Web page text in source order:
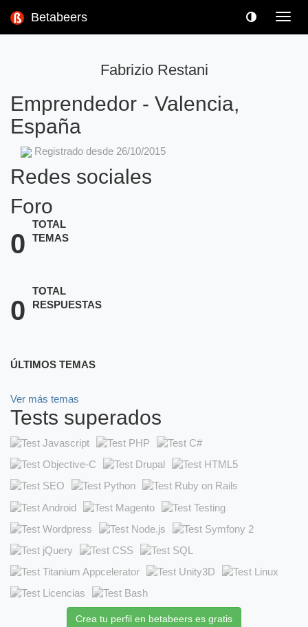
Betabeers
Fabrizio Restani
Emprendedor - Valencia,
España
Registrado desde 26/10/2015
Redes sociales
Foro
0
TOTAL
TEMAS
0
TOTAL
RESPUESTAS
ÚLTIMOS TEMAS
Ver más temas
Tests superados
Crea tu perfil en betabeers es gratis